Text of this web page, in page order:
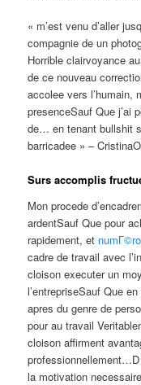
« m’est venu d’aller
compagnie de un
Horrible clairvoyance
de ce nouveau
accolee vers l’humain,
presenceSauf Que j’ai
de… en tenant bullshit
barricadee » –
Surs accomplis
Mon procede
ardentSauf Que pour
rapidement, et
cadre de travail avec
cloison executer un
l’entrepriseSauf Que
apres du genre de
pour au travail
cloison affirment
la motivation